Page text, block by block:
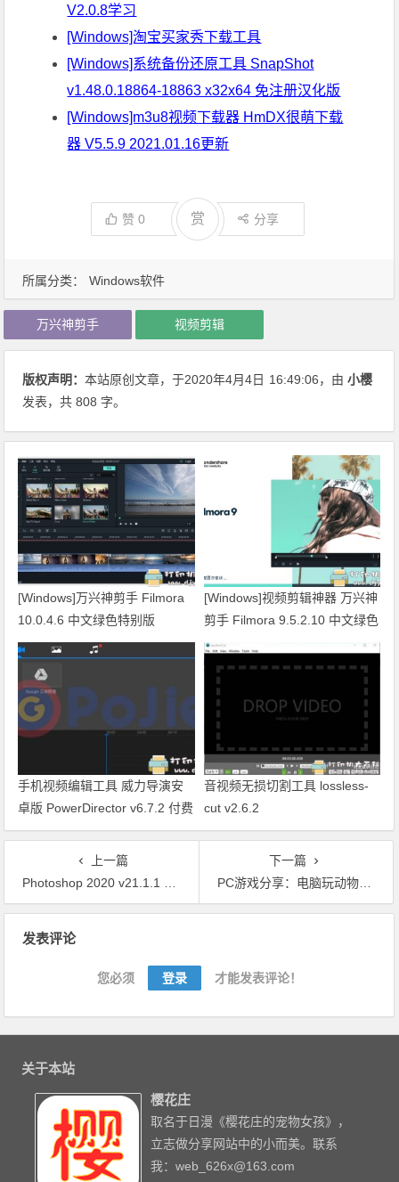
所属分类： Windows软件
V2.0.8学习
[Windows]淘宝买家秀下载工具
[Windows]系统备份还原工具 SnapShot
v1.48.0.18864-18863 x32x64 免注册汉化版
[Windows]m3u8视频下载器 HmDX很萌下载
器 V5.5.9 2021.01.16更新
赞0 赏 分享
万兴神剪手 视频剪辑
版权声明：本站原创文章，于2020年4月4日 16:49:06，由小樱
发表，共 808 字。
[Windows]万兴神剪手 Filmora
10.0.4.6 中文绿色特别版
[Windows]视频剪辑神器 万兴神
剪手 Filmora 9.5.2.10 中文绿色
特别版
手机视频编辑工具 威力导演安
卓版 PowerDirector v6.7.2 付费
版
音视频无损切割工具 lossless-
cut v2.6.2
上一篇
Photoshop 2020 v21.1.1 绿色版
下一篇
PC游戏分享：电脑玩动物之森的方法【模拟器+游戏本体】
发表评论
您必须 登录 才能发表评论！
关于本站
樱花庄
取名于日漫《樱花庄的宠物女孩》，
立志做分享网站中的小而美。联系
我：web_626x@163.com